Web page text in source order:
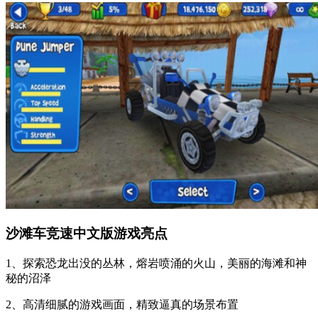
沙滩车竞速中文版游戏亮点
1、探索恐龙出没的丛林，熔岩喷涌的火山，美丽的海滩和神
秘的沼泽
2、高清细腻的游戏画面，精致逼真的场景布置